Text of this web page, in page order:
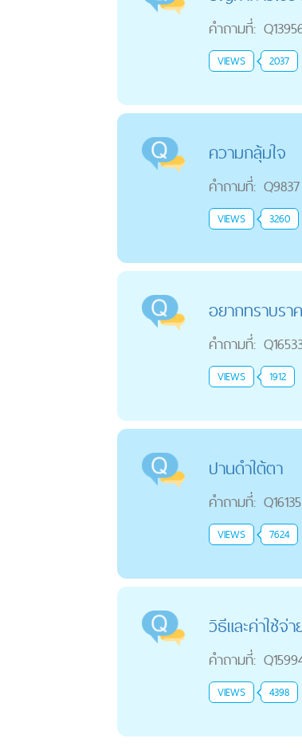
คำถามที่:
VIEWS 2037
ความกลุ้มใจ
คำถามที่: Q9837
VIEWS 3260
อยากทราบรา
คำถามที่:
VIEWS 1912
ปานดำใต้ตา
คำถามที่: Q16135
VIEWS 7624
วิธีและค่าใช้จ่
คำถามที่:
VIEWS 4398